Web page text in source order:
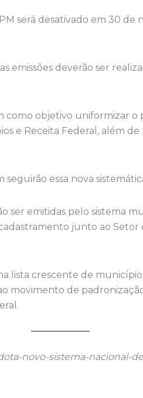
será desativado em 30
emissões deverão ser
como objetivo uniformizar o
e Receita Federal, além de
seguirão essa nova
ser emitidas pelo sistema
junto ao
lista crescente de
movimento de
novo-sistema-nacional-